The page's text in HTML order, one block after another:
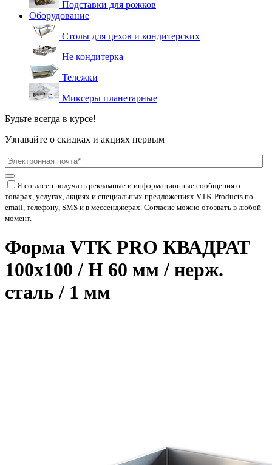
Подставки для рожков
Оборудование
Столы для цехов и кондитерских
Не кондитерка
Тележки
Миксеры планетарные
Будьте всегда в курсе!
Узнавайте о скидках и акциях первым
Я согласен получать рекламные и информационные сообщения о
товарах, услугах, акциях и специальных предложениях VTK-Products по
email, телефону, SMS и в мессенджерах. Согласие можно отозвать в любой
момент.
Форма VTK PRO КВАДРАТ
100х100 / H 60 мм / нерж.
сталь / 1 мм